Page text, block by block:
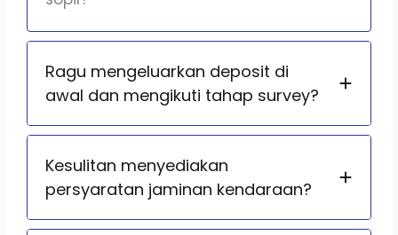
Ragu mengeluarkan deposit di
awal dan mengikuti tahap survey?
Kesulitan menyediakan
persyaratan jaminan kendaraan?